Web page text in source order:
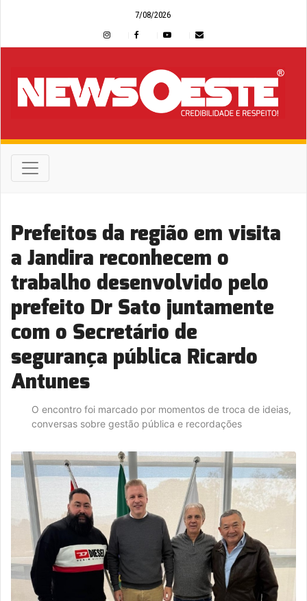
7/08/2026
Prefeitos da região em visita
a Jandira reconhecem o
trabalho desenvolvido pelo
prefeito Dr Sato juntamente
com o Secretário de
segurança pública Ricardo
Antunes
O encontro foi marcado por momentos de troca de ideias,
conversas sobre gestão pública e recordações